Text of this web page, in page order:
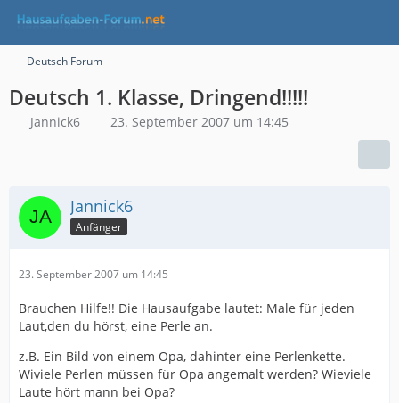
Deutsch Forum
Deutsch 1. Klasse, Dringend!!!!!
Jannick6 23. September 2007 um 14:45
Jannick6
Anfänger
23. September 2007 um 14:45
Brauchen Hilfe!! Die Hausaufgabe lautet: Male für jeden
Laut,den du hörst, eine Perle an.
z.B. Ein Bild von einem Opa, dahinter eine Perlenkette.
Wiviele Perlen müssen für Opa angemalt werden? Wieviele
Laute hört mann bei Opa?